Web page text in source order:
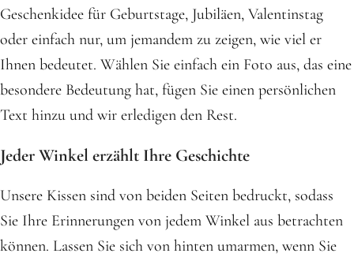
Geschenkidee für Geburtstage, Jubiläen, Valentinstag
oder einfach nur, um jemandem zu zeigen, wie viel er
Ihnen bedeutet. Wählen Sie einfach ein Foto aus, das eine
besondere Bedeutung hat, fügen Sie einen persönlichen
Text hinzu und wir erledigen den Rest.
Jeder Winkel erzählt Ihre Geschichte
Unsere Kissen sind von beiden Seiten bedruckt, sodass
Sie Ihre Erinnerungen von jedem Winkel aus betrachten
können. Lassen Sie sich von hinten umarmen, wenn Sie